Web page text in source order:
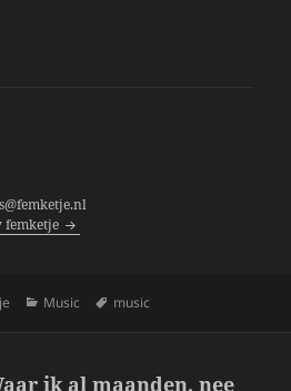
femketje
Categories
Music Tags
music
ik al maanden, nee